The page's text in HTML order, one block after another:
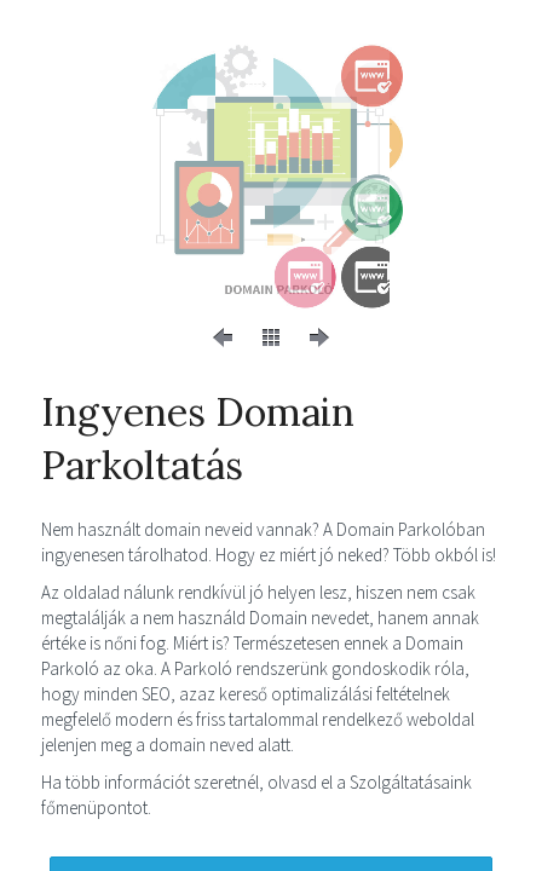
Ingyenes Domain
Parkoltatás
Nem használt domain neveid vannak? A Domain Parkolóban
ingyenesen tárolhatod. Hogy ez miért jó neked? Több okból is!
Az oldalad nálunk rendkívül jó helyen lesz, hiszen nem csak
megtalálják a nem használd Domain nevedet, hanem annak
értéke is nőni fog. Miért is? Természetesen ennek a Domain
Parkoló az oka. A Parkoló rendszerünk gondoskodik róla,
hogy minden SEO, azaz kereső optimalizálási feltételnek
megfelelő modern és friss tartalommal rendelkező weboldal
jelenjen meg a domain neved alatt.
Ha több információt szeretnél, olvasd el a Szolgáltatásaink
főmenüpontot.